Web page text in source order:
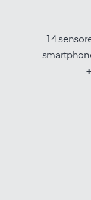
14
+